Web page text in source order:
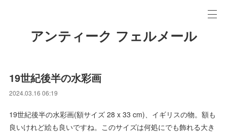
アンティーク フェルメール
19世紀後半の水彩画
2024.03.16 06:19
19世紀後半の水彩画(額サイズ 28 x 33 cm)、イギリスの物。額も
良いけれど絵も良いですね。このサイズは何処にでも飾れる大き